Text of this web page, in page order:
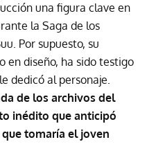
una figura clave en
la Saga de los
Por supuesto, su
en diseño, ha sido testigo
dedicó al personaje.
de los archivos del
inédito que anticipó
tomaría el joven